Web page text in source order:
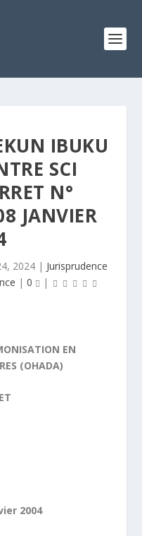
IBUKU
SCI
N°
JANVIER
2024| Jurisprudence
| 0 |
EN
(OHADA)
2004